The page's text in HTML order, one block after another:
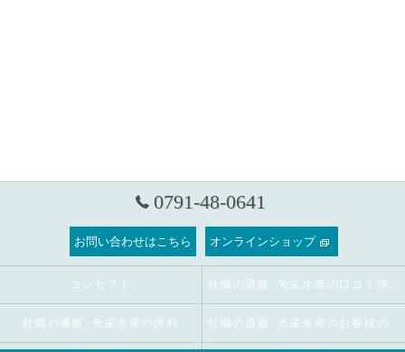
0791-48-0641
お問い合わせはこちら オンラインショップ
コンセプト
牡蠣の通販･光栄水産の評判